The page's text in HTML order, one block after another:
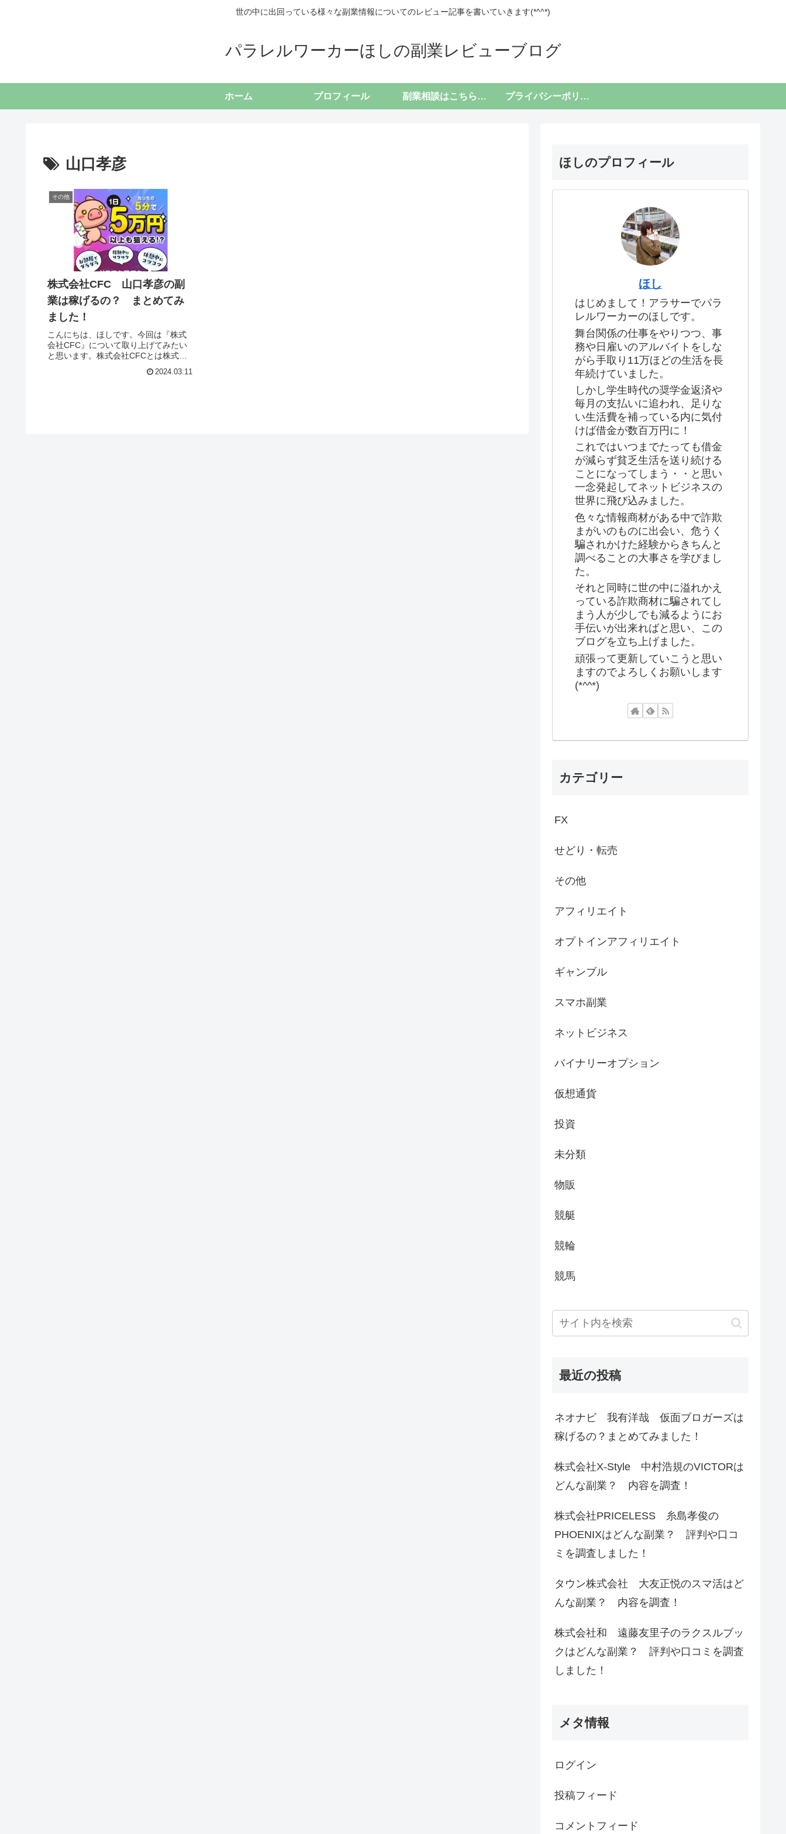
世の中に出回っている様々な副業情報についてのレビュー記事を書いていきます(*^^*)
パラレルワーカーほしの副業レビューブログ
ホーム プロフィール 副業相談はこちらから プライバシーポリシー
山口孝彦
その他
株式会社CFC 山口孝彦の副
業は稼げるの？ まとめてみ
ました！
こんにちは、ほしです。今回は『株式
会社CFC』について取り上げてみたい
と思います。株式会社CFCとは株式会
以上稼げる」と謳う副業サイトを運営
2024.03.11
ほしのプロフィール
ほし
はじめまして！アラサーでパラ
レルワーカーのほしです。
舞台関係の仕事をやりつつ、事
務や日雇いのアルバイトをしな
がら手取り11万ほどの生活を長
年続けていました。
しかし学生時代の奨学金返済や
毎月の支払いに追われ、足りな
い生活費を補っている内に気付
けば借金が数百万円に！
これではいつまでたっても借金
が減らず貧乏生活を送り続ける
ことになってしまう・・と思い
一念発起してネットビジネスの
世界に飛び込みました。
色々な情報商材がある中で詐欺
まがいのものに出会い、危うく
騙されかけた経験からきちんと
調べることの大事さを学びまし
た。
それと同時に世の中に溢れかえ
っている詐欺商材に騙されてし
まう人が少しでも減るようにお
手伝いが出来ればと思い、この
ブログを立ち上げました。
頑張って更新していこうと思い
ますのでよろしくお願いします
(*^^*)
カテゴリー
FX
せどり・転売
その他
アフィリエイト
オプトインアフィリエイト
ギャンブル
スマホ副業
ネットビジネス
バイナリーオプション
仮想通貨
投資
未分類
物販
競艇
競輪
競馬
最近の投稿
ネオナビ 我有洋哉 仮面ブロガーズは
稼げるの？まとめてみました！
株式会社X-Style 中村浩規のVICTORは
どんな副業？ 内容を調査！
株式会社PRICELESS 糸島孝俊の
PHOENIXはどんな副業？ 評判や口コ
ミを調査しました！
タウン株式会社 大友正悦のスマ活はど
んな副業？ 内容を調査！
株式会社和 遠藤友里子のラクスルブッ
クはどんな副業？ 評判や口コミを調査
しました！
メタ情報
ログイン
投稿フィード
コメントフィード